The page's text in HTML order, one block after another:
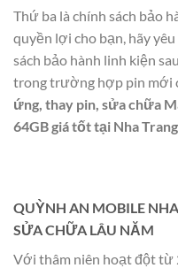
Thứ ba là chính sách bảo
quyền lợi cho bạn, hãy
sách bảo hành linh kiện
trong trường hợp pin mới
ứng, thay pin, sửa chữa
64GB giá tốt tại Nha Trang
QUỲNH AN MOBILE
SỬA CHỮA LÂU NĂM
Với thâm niên hoạt đột